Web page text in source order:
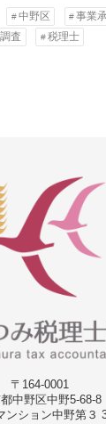
中野区 事業
査 税理士
〒164-0001
中野区中野5-68‐8
ンション中野第３